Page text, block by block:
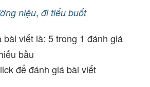
niệu, đi tiểu buốt
bài viết là: 5 trong 1 đánh giá
bầu
để đánh giá bài viết